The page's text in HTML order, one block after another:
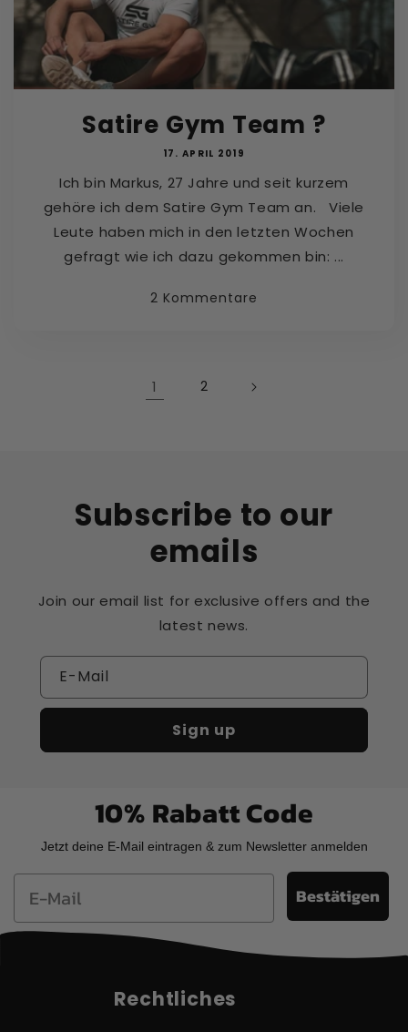
Satire Gym Team ?
17. APRIL 2019
Ich bin Markus, 27 Jahre und seit kurzem
gehöre ich dem Satire Gym Team an. Viele
Leute haben mich in den letzten Wochen
gefragt wie ich dazu gekommen bin: ...
2 Kommentare
1 2
Subscribe to our
emails
Join our email list for exclusive offers and the
latest news.
E-Mail
Sign up
10% Rabatt Code
Jetzt deine E-Mail eintragen & zum Newsletter anmelden
Email Bestätigen
Rechtliches